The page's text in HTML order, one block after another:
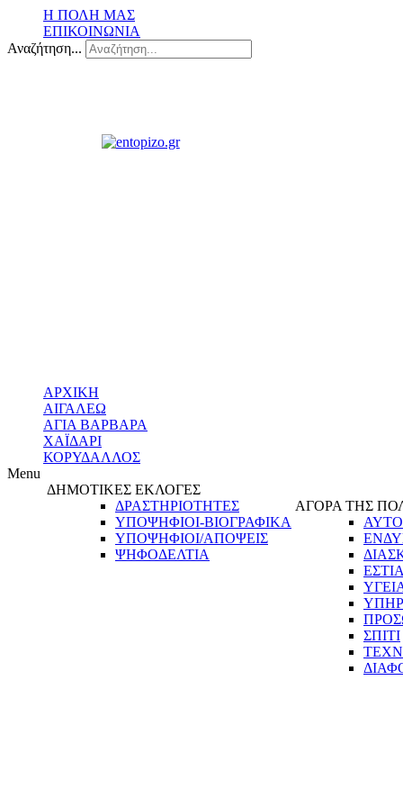
Η ΠΟΛΗ ΜΑΣ
ΕΠΙΚΟΙΝΩΝΙΑ
Αναζήτηση...
ΑΡΧΙΚΗ
ΑΙΓΑΛΕΩ
ΑΓΙΑ ΒΑΡΒΑΡΑ
ΧΑΪΔΑΡΙ
ΚΟΡΥΔΑΛΛΟΣ
Menu
ΔΗΜΟΤΙΚΕΣ ΕΚΛΟΓΕΣ
ΔΡΑΣΤΗΡΙΟΤΗΤΕΣ
ΥΠΟΨΗΦΙΟΙ-ΒΙΟΓΡΑΦΙΚΑ
ΥΠΟΨΗΦΙΟΙ/ΑΠΟΨΕΙΣ
ΨΗΦΟΔΕΛΤΙΑ
ΑΓΟΡΑ ΤΗΣ
ΣΠΙΤΙ